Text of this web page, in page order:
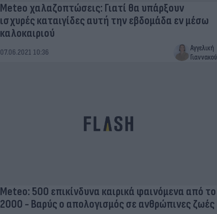
Meteo χαλαζοπτώσεις: Γιατί θα υπάρξουν
ισχυρές καταιγίδες αυτή την εβδομάδα εν μέσω
καλοκαιριού
07.06.2021 10:36
Αγγελική
Γιαννακού
Meteo: 500 επικίνδυνα καιρικά φαινόμενα από το
2000 - Βαρύς ο απολογισμός σε ανθρώπινες ζωές